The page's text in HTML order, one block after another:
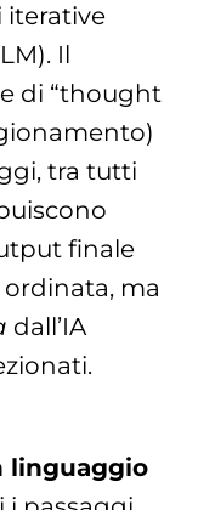
iterative
Il
di “thought
tra tutti
finale
ma
dall’IA
linguaggio